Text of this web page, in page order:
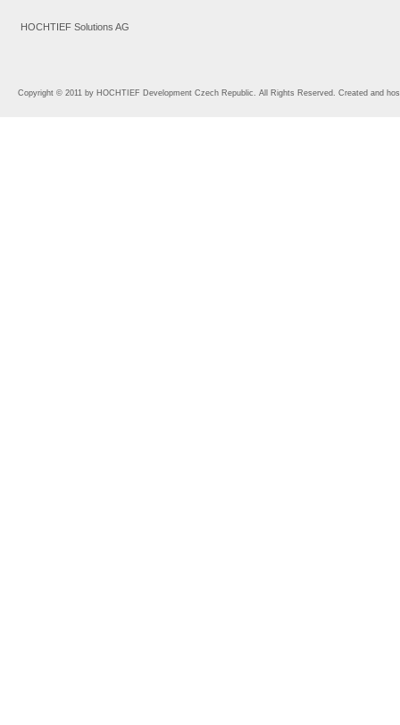
HOCHTIEF Solutions AG
Copyright © 2011 by HOCHTIEF Development Czech Republic. All Rights Reserved. Created and